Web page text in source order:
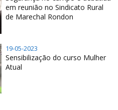
em reunião no Sindicato Rural
de Marechal Rondon
19-05-2023
Sensibilização do curso Mulher
Atual